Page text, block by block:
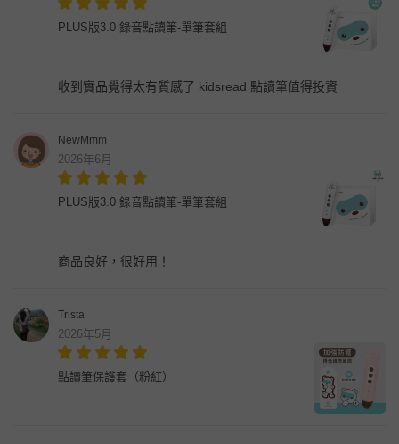
PLUS版3.0 錄音點讀筆-單筆套組
收到實品覺得太有質感了 kidsread 點讀筆值得投資
NewMmm
2026年6月
PLUS版3.0 錄音點讀筆-單筆套組
商品良好，很好用！
Trista
2026年5月
點讀筆保護套（粉紅）